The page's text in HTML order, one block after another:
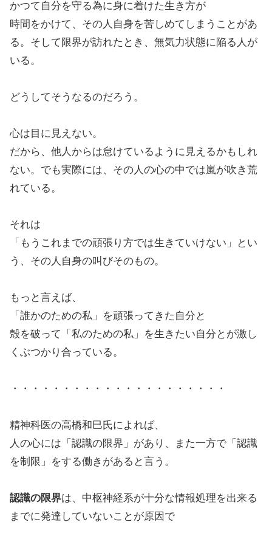
かつて自分を守る為に身に着けた生き方が
時間をかけて、その人自身を苦しめてしまうことがあ
る。そして限界が訪れたとき、無気力状態に陥る人が
いる。
どうしてそうなるのだろう。
心は目に見えない。
だから、他人からは怠けているように見えるかもしれ
ない。でも実際には、その人の心の中では嵐が吹き荒
れている。
それは
「もうこれまでの頑張り方では生きていけない」とい
う、その人自身の叫びそのもの。
もっと言えば、
「誰かのための私」を頑張ってきた自分と
殻を破って「私のための私」を生きたい自分とが激し
くぶつかり合っている。
・・・・・・・・・・・・・・・・・・・・・
精神科医の高橋和巳氏によれば、
人の心には「認識の限界」があり、また一方で「認識
を制限」をする働きがあると言う。
認識の限界は、中枢神経系が十分な情報処理を出来る
までに発達していないことが原因で